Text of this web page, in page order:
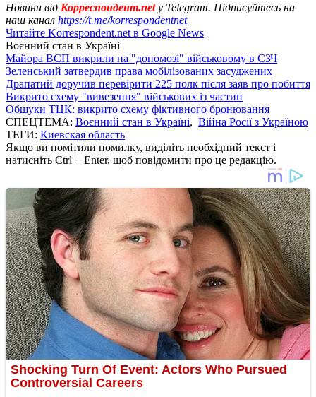
Новини від Корреспондент.netу Telegram. Підписуйтесь на
наш канал https://t.me/korrespondentnet
Читайте Korrespondent.net в Google News
Воєнний стан в Україні
Майора ВСП викрили на "допомозі" військовому в СЗЧ
Зеленський затвердив права мобілізованих засуджених
Драпатий доручив перевірити 225 полк після заяв про побиття
Викрито схему "вивезення" військових із частин
Обшуки ТЦК: викрито схему фіктивного бронювання
СПЕЦТЕМА: Воєнний стан в Україні, Війна Росії з Україною
ТЕГИ: Киевская область
Якщо ви помітили помилку, виділіть необхідний текст і
натисніть Ctrl + Enter, щоб повідомити про це редакцію.